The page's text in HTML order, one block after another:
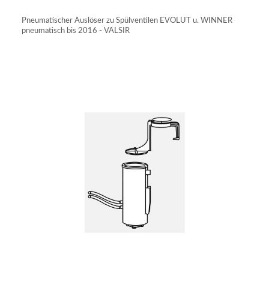
Pneumatischer Auslöser zu Spülventilen EVOLUT u. WINNER
pneumatisch bis 2016 - VALSIR